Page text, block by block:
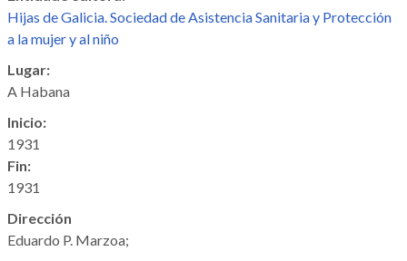
Hijas de Galicia. Sociedad de Asistencia Sanitaria y Protección
a la mujer y al niño
Lugar:
A Habana
Inicio:
1931
Fin:
1931
Dirección
Eduardo P. Marzoa;